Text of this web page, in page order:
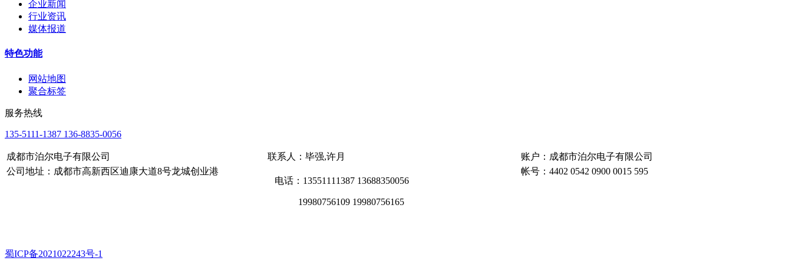
企业新闻
行业资讯
媒体报道
特色功能
网站地图
聚合标签
服务热线
135-5111-1387 136-8835-0056
成都市泊尔电子有限公司 联系人：毕强,许月
账户：成都市泊尔电子有限公司
公司地址：成都市高新西区迪康大道8号龙城创业港
电话：13551111387 13688350056
19980756109 19980756165
帐号：4402 0542 0900 0015 595
蜀ICP备2021022243号-1